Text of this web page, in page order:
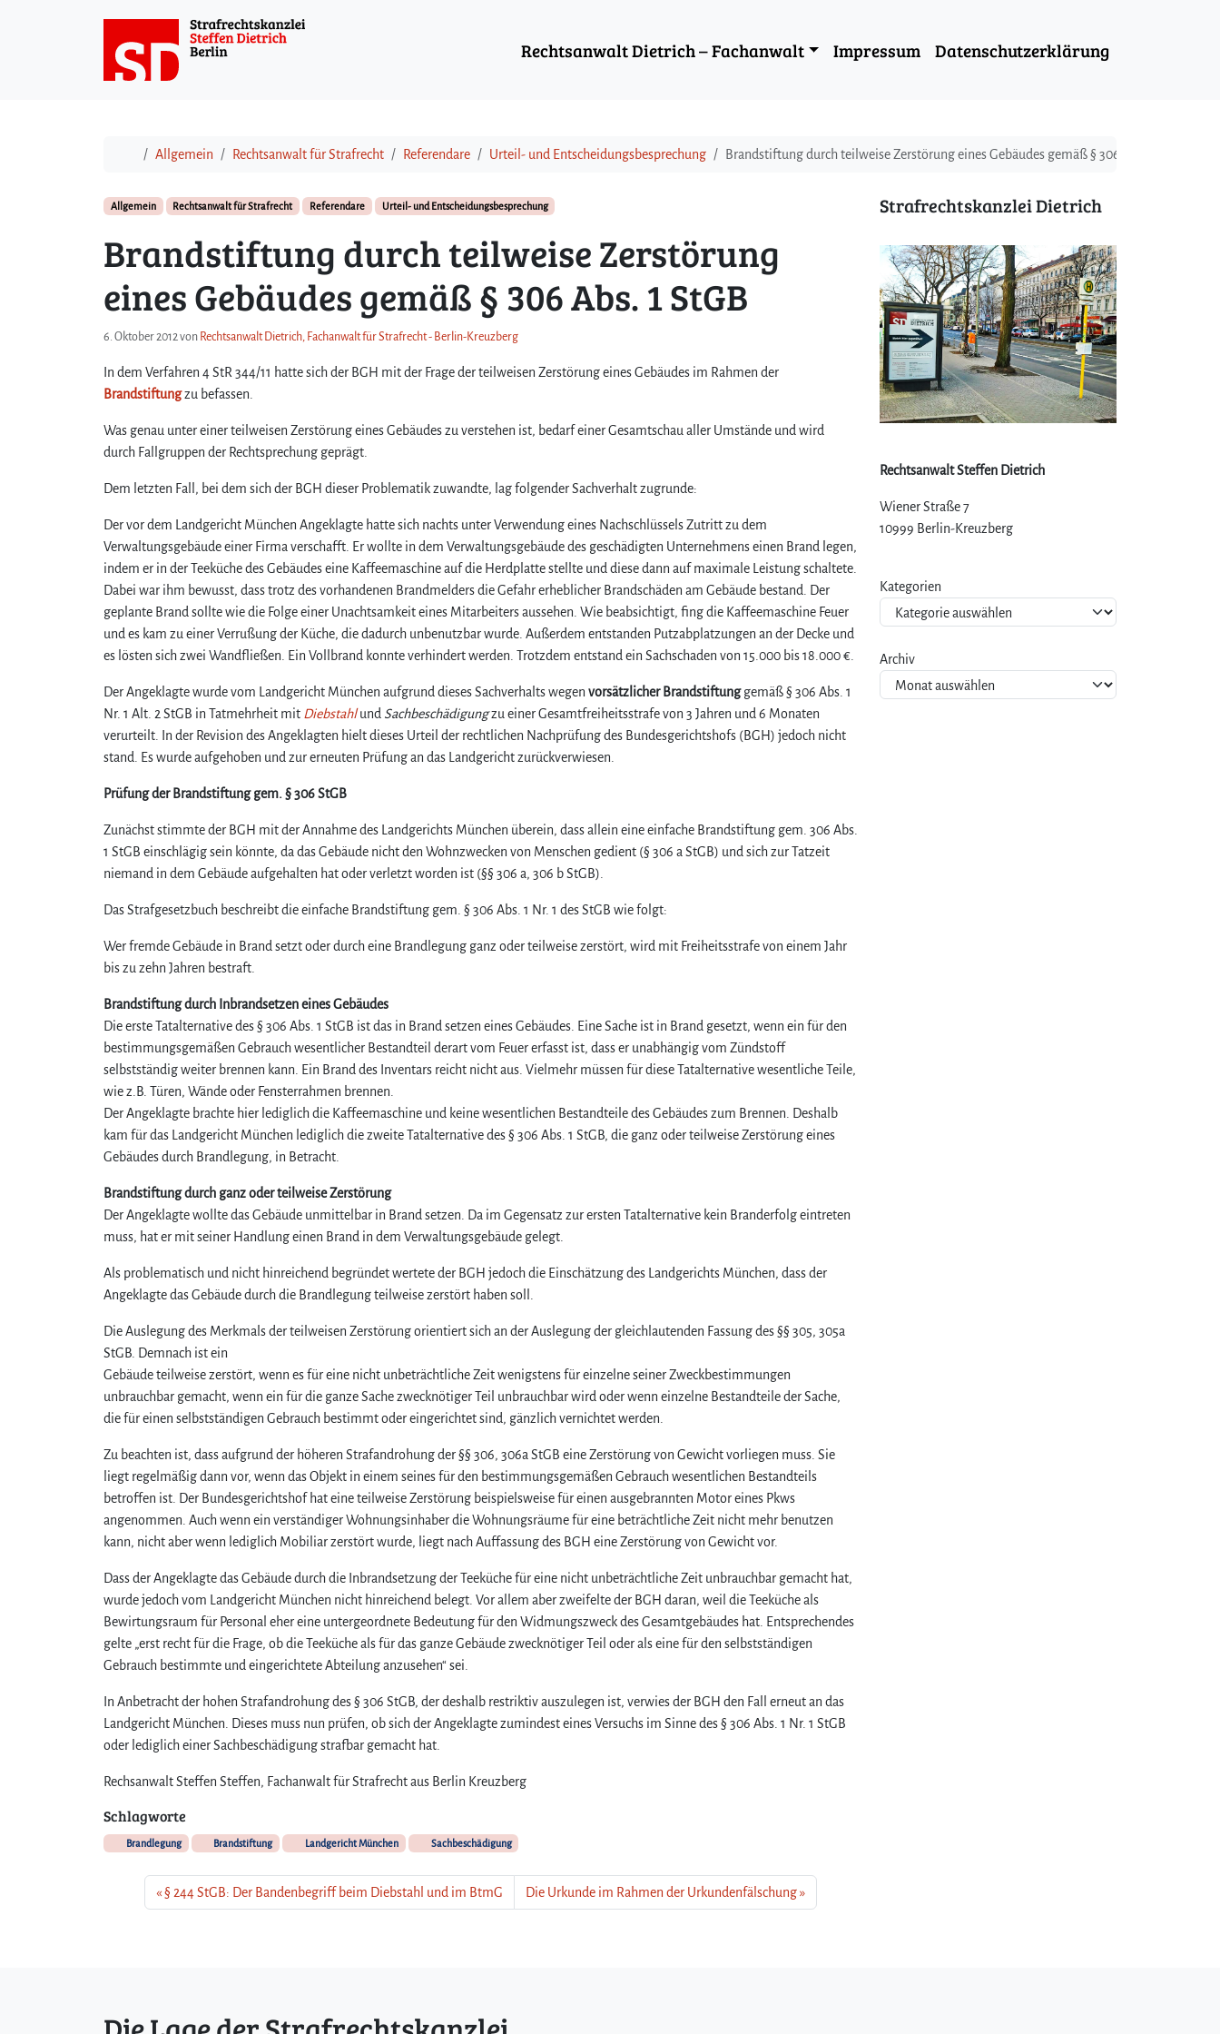
Rechtsanwalt Dietrich – Fachanwalt Impressum Datenschutzerklärung
StartAllgemein Rechtsanwalt für Strafrecht Referendare Urteil- und Entscheidungsbesprechung Brandstiftung durch teilweise Zerstörung eines Gebäudes gemäß § 306 Abs. 1 StGB
Allgemein Rechtsanwalt für Strafrecht Referendare Urteil- und Entscheidungsbesprechung
Brandstiftung durch teilweise Zerstörung
eines Gebäudes gemäß § 306 Abs. 1 StGB
6. Oktober 2012von Rechtsanwalt Dietrich, Fachanwalt für Strafrecht - Berlin-Kreuzberg
In dem Verfahren 4 StR 344/11 hatte sich der BGH mit der Frage der teilweisen Zerstörung eines Gebäudes im Rahmen der
Brandstiftungzu befassen.
Was genau unter einer teilweisen Zerstörung eines Gebäudes zu verstehen ist, bedarf einer Gesamtschau aller Umstände und wird
durch Fallgruppen der Rechtsprechung geprägt.
Dem letzten Fall, bei dem sich der BGH dieser Problematik zuwandte, lag folgender Sachverhalt zugrunde:
Der vor dem Landgericht München Angeklagte hatte sich nachts unter Verwendung eines Nachschlüssels Zutritt zu dem
Verwaltungsgebäude einer Firma verschafft. Er wollte in dem Verwaltungsgebäude des geschädigten Unternehmens einen Brand legen,
indem er in der Teeküche des Gebäudes eine Kaffeemaschine auf die Herdplatte stellte und diese dann auf maximale Leistung schaltete.
Dabei war ihm bewusst, dass trotz des vorhandenen Brandmelders die Gefahr erheblicher Brandschäden am Gebäude bestand. Der
geplante Brand sollte wie die Folge einer Unachtsamkeit eines Mitarbeiters aussehen. Wie beabsichtigt, fing die Kaffeemaschine Feuer
und es kam zu einer Verrußung der Küche, die dadurch unbenutzbar wurde. Außerdem entstanden Putzabplatzungen an der Decke und
es lösten sich zwei Wandfließen. Ein Vollbrand konnte verhindert werden. Trotzdem entstand ein Sachschaden von 15.000 bis 18.000 €.
Der Angeklagte wurde vom Landgericht München aufgrund dieses Sachverhalts wegen vorsätzlicher Brandstiftunggemäß § 306 Abs. 1
Nr. 1 Alt. 2 StGB in Tatmehrheit mit Diebstahlund Sachbeschädigungzu einer Gesamtfreiheitsstrafe von 3 Jahren und 6 Monaten
verurteilt. In der Revision des Angeklagten hielt dieses Urteil der rechtlichen Nachprüfung des Bundesgerichtshofs (BGH) jedoch nicht
stand. Es wurde aufgehoben und zur erneuten Prüfung an das Landgericht zurückverwiesen.
Prüfung der Brandstiftung gem. § 306 StGB
Zunächst stimmte der BGH mit der Annahme des Landgerichts München überein, dass allein eine einfache Brandstiftung gem. 306 Abs.
1 StGB einschlägig sein könnte, da das Gebäude nicht den Wohnzwecken von Menschen gedient (§ 306 a StGB) und sich zur Tatzeit
niemand in dem Gebäude aufgehalten hat oder verletzt worden ist (§§ 306 a, 306 b StGB).
Das Strafgesetzbuch beschreibt die einfache Brandstiftung gem. § 306 Abs. 1 Nr. 1 des StGB wie folgt:
Wer fremde Gebäude in Brand setzt oder durch eine Brandlegung ganz oder teilweise zerstört, wird mit Freiheitsstrafe von einem Jahr
bis zu zehn Jahren bestraft.
Brandstiftung durch Inbrandsetzen eines Gebäudes
Die erste Tatalternative des § 306 Abs. 1 StGB ist das in Brand setzen eines Gebäudes. Eine Sache ist in Brand gesetzt, wenn ein für den
bestimmungsgemäßen Gebrauch wesentlicher Bestandteil derart vom Feuer erfasst ist, dass er unabhängig vom Zündstoff
selbstständig weiter brennen kann. Ein Brand des Inventars reicht nicht aus. Vielmehr müssen für diese Tatalternative wesentliche Teile,
wie z.B. Türen, Wände oder Fensterrahmen brennen.
Der Angeklagte brachte hier lediglich die Kaffeemaschine und keine wesentlichen Bestandteile des Gebäudes zum Brennen. Deshalb
kam für das Landgericht München lediglich die zweite Tatalternative des § 306 Abs. 1 StGB, die ganz oder teilweise Zerstörung eines
Gebäudes durch Brandlegung, in Betracht.
Brandstiftung durch ganz oder teilweise Zerstörung
Der Angeklagte wollte das Gebäude unmittelbar in Brand setzen. Da im Gegensatz zur ersten Tatalternative kein Branderfolg eintreten
muss, hat er mit seiner Handlung einen Brand in dem Verwaltungsgebäude gelegt.
Als problematisch und nicht hinreichend begründet wertete der BGH jedoch die Einschätzung des Landgerichts München, dass der
Angeklagte das Gebäude durch die Brandlegung teilweise zerstört haben soll.
Die Auslegung des Merkmals der teilweisen Zerstörung orientiert sich an der Auslegung der gleichlautenden Fassung des §§ 305, 305a
StGB. Demnach ist ein
Gebäude teilweise zerstört, wenn es für eine nicht unbeträchtliche Zeit wenigstens für einzelne seiner Zweckbestimmungen
unbrauchbar gemacht, wenn ein für die ganze Sache zwecknötiger Teil unbrauchbar wird oder wenn einzelne Bestandteile der Sache,
die für einen selbstständigen Gebrauch bestimmt oder eingerichtet sind, gänzlich vernichtet werden.
Zu beachten ist, dass aufgrund der höheren Strafandrohung der §§ 306, 306a StGB eine Zerstörung von Gewicht vorliegen muss. Sie
liegt regelmäßig dann vor, wenn das Objekt in einem seines für den bestimmungsgemäßen Gebrauch wesentlichen Bestandteils
betroffen ist. Der Bundesgerichtshof hat eine teilweise Zerstörung beispielsweise für einen ausgebrannten Motor eines Pkws
angenommen. Auch wenn ein verständiger Wohnungsinhaber die Wohnungsräume für eine beträchtliche Zeit nicht mehr benutzen
kann, nicht aber wenn lediglich Mobiliar zerstört wurde, liegt nach Auffassung des BGH eine Zerstörung von Gewicht vor.
Dass der Angeklagte das Gebäude durch die Inbrandsetzung der Teeküche für eine nicht unbeträchtliche Zeit unbrauchbar gemacht hat,
wurde jedoch vom Landgericht München nicht hinreichend belegt. Vor allem aber zweifelte der BGH daran, weil die Teeküche als
Bewirtungsraum für Personal eher eine untergeordnete Bedeutung für den Widmungszweck des Gesamtgebäudes hat. Entsprechendes
gelte „erst recht für die Frage, ob die Teeküche als für das ganze Gebäude zwecknötiger Teil oder als eine für den selbstständigen
Gebrauch bestimmte und eingerichtete Abteilung anzusehen“ sei.
In Anbetracht der hohen Strafandrohung des § 306 StGB, der deshalb restriktiv auszulegen ist, verwies der BGH den Fall erneut an das
Landgericht München. Dieses muss nun prüfen, ob sich der Angeklagte zumindest eines Versuchs im Sinne des § 306 Abs. 1 Nr. 1 StGB
oder lediglich einer Sachbeschädigung strafbar gemacht hat.
Rechsanwalt Steffen Steffen, Fachanwalt für Strafrecht aus Berlin Kreuzberg
Schlagworte
Brandlegung Brandstiftung Landgericht München Sachbeschädigung
§ 244 StGB: Der Bandenbegriff beim Diebstahl und im BtmG Die Urkunde im Rahmen der Urkundenfälschung
Strafrechtskanzlei Dietrich
Rechtsanwalt Steffen Dietrich
Wiener Straße 7
10999 Berlin-Kreuzberg
Kategorien
Archiv